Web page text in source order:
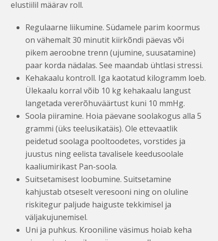
elustiilil määrav roll.
Regulaarne liikumine. Südamele parim koormus
on vähemalt 30 minutit kiirkõndi päevas või
pikem aeroobne trenn (ujumine, suusatamine)
paar korda nädalas. See maandab ühtlasi stressi.
Kehakaalu kontroll. Iga kaotatud kilogramm loeb.
Ülekaalu korral võib 10 kg kehakaalu langust
langetada vererõhuväärtust kuni 10 mmHg.
Soola piiramine. Hoia päevane soolakogus alla 5
grammi (üks teelusikatäis). Ole ettevaatlik
peidetud soolaga pooltoodetes, vorstides ja
juustus ning eelista tavalisele keedusoolale
kaaliumirikast Pan-soola.
Suitsetamisest loobumine. Suitsetamine
kahjustab otseselt veresooni ning on oluline
riskitegur paljude haiguste tekkimisel ja
väljakujunemisel.
Uni ja puhkus. Krooniline väsimus hoiab keha